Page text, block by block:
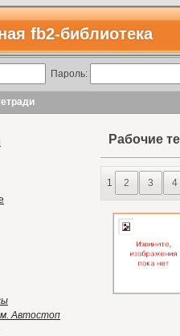
fb2-библиотека
Пароль:
Автостоп
Рабочие
1 2 3 4